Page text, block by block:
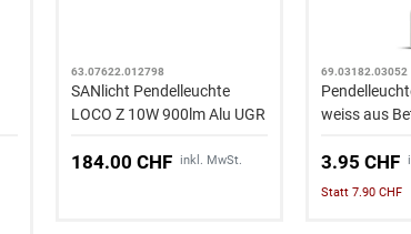
63.07622.012798
SANlicht Pendelleuchte
LOCO Z 10W 900lm Alu UGR
184.00 CHF inkl. MwSt.
69.03182.03052
weiss aus
3.95 CHF
Statt 7.90 CHF